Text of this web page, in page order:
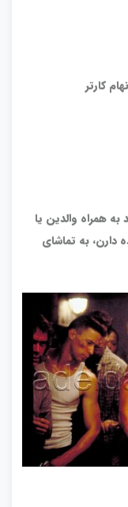
کارتر
سال باید به همراه والدین یا
دارن، به تماشای